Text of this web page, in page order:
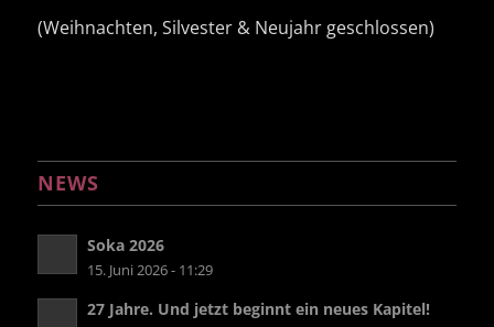
(Weihnachten, Silvester & Neujahr geschlossen)
NEWS
Soka 2026
15. Juni 2026 - 11:29
27 Jahre. Und jetzt beginnt ein neues Kapitel!